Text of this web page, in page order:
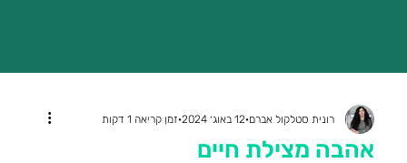
אהבה מצילת חיים
רונית סטלקול אברם 12 באוג׳ 2024 זמן קריאה 1 דקות